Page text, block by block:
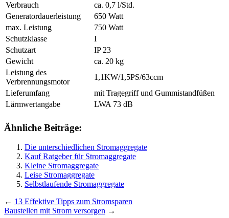
Verbrauch
ca. 0,7 l/Std.
Generatordauerleistung
650 Watt
max. Leistung
750 Watt
Schutzklasse
I
Schutzart
IP 23
Gewicht
ca. 20 kg
Leistung des
Verbrennungsmotor
1,1KW/1,5PS/63ccm
Lieferumfang
mit Tragegriff und Gummistandfüßen
Lärmwertangabe
LWA 73 dB
Ähnliche Beiträge:
Die unterschiedlichen Stromaggregate
Kauf Ratgeber für Stromaggregate
Kleine Stromaggregate
Leise Stromaggregate
Selbstlaufende Stromaggregate
← 13 Effektive Tipps zum Stromsparen
Baustellen mit Strom versorgen →